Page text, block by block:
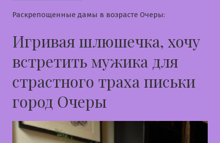
Раскрепощенные дамы в возрасте Очеры:
Игривая шлюшечка, хочу
встретить мужика для
страстного траха письки
город Очеры